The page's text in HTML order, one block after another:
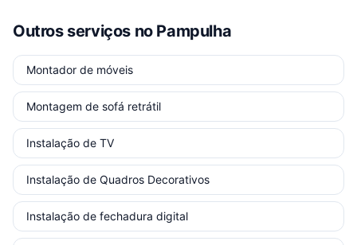
Outros serviços no Pampulha
Montador de móveis
Montagem de sofá retrátil
Instalação de TV
Instalação de Quadros Decorativos
Instalação de fechadura digital